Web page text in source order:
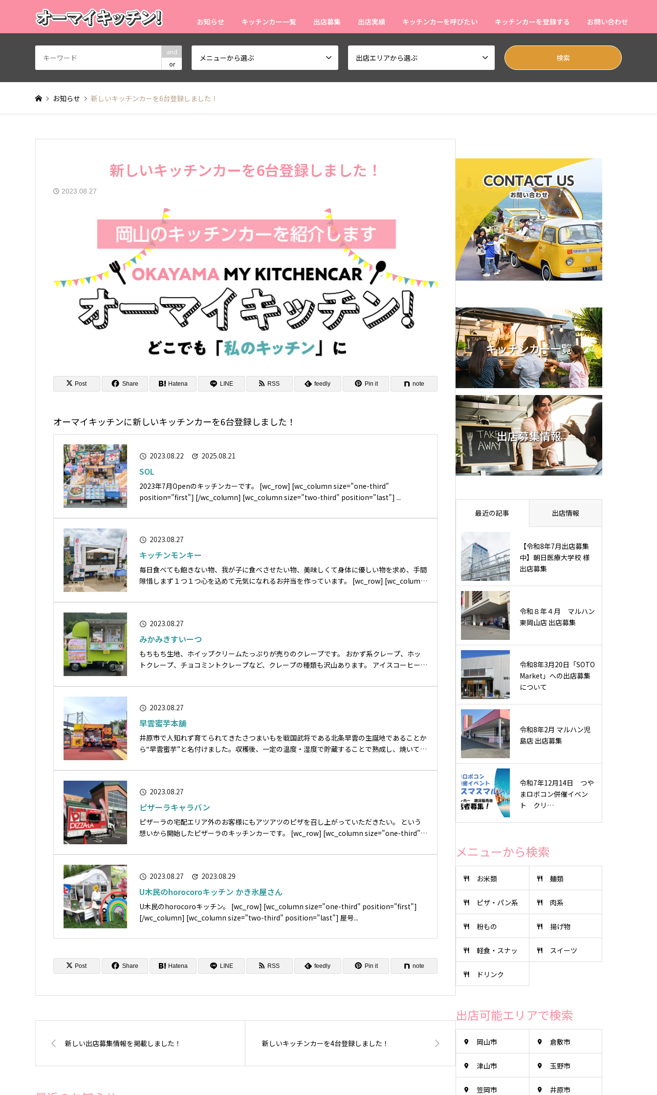
お知らせ キッチンカー一覧 出店募集 出店実績 キッチンカーを呼びたい キッチンカーを登録する お問い合わせ
and
or
メニューから選ぶ 出店エリアから選ぶ
お知らせ 新しいキッチンカーを6台登録しました！
新しいキッチンカーを6台登録しました！
2023.08.27
Post Share Hatena LINE RSS feedly Pin it note
オーマイキッチンに新しいキッチンカーを6台登録しました！
2023.08.22 2025.08.21
SOL
2023年7月Openのキッチンカーです。 [wc_row] [wc_column size="one-third"
position="first"] [/wc_column] [wc_column size="two-third" position="last"] ...
2023.08.27
キッチンモンキー
毎日食べても飽きない物、我が子に食べさせたい物、美味しくて身体に優しい物を求め、手間
隙惜しまず１つ１つ心を込めて元気になれるお弁当を作っています。 [wc_row] [wc_column
2023.08.27
みかみきすいーつ
もちもち生地、ホイップクリームたっぷりが売りのクレープです。 おかず系クレープ、ホッ
トクレープ、チョコミントクレープなど、クレープの種類も沢山あります。 アイスコーヒーや
[wc_row] [wc_colum...
2023.08.27
早雲蜜芋本舗
井原市で人知れず育てられてきたさつまいもを戦国武将である北条早雲の生誕地であることか
ら“早雲蜜芋”と名付けました。収穫後、一定の温度・湿度で貯蔵することで熟成し、焼いて低
[wc_row] [wc_column si...
2023.08.27
ピザーラキャラバン
ピザーラの宅配エリア外のお客様にもアツアツのピザを召し上がっていただきたい。 という
想いから開始したピザーラのキッチンカーです。 [wc_row] [wc_column size="one-third"
2023.08.27 2023.08.29
U木民のhorocoroキッチン かき氷屋さん
U木民のhorocoroキッチン。 [wc_row] [wc_column size="one-third" position="first"]
[/wc_column] [wc_column size="two-third" position="last"] 屋号...
Post Share Hatena LINE RSS feedly Pin it note
新しい出店募集情報を掲載しました！ 新しいキッチンカーを4台登録しました！
キッチンカー一覧
出店募集情報
最近の記事 出店情報
【令和8年7月出店募集
中】朝日医療大学校 様
出店募集
令和８年４月 マルハン
東岡山店 出店募集
令和8年3月20日「SOTO
Market」への出店募集
について
令和8年2月 マルハン児
島店 出店募集
令和7年12月14日 つや
まロボコン併催イベン
ト クリ…
メニューから検索
お米類 麺類
ピザ・パン系 肉系
粉もの 揚げ物
軽食・スナッ
ク
スイーツ
ドリンク
出店可能エリアで検索
岡山市 倉敷市
津山市 玉野市
笠岡市 井原市